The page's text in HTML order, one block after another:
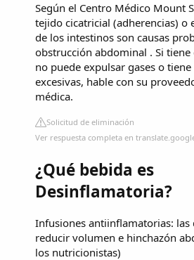
Según el Centro Médico Mount
tejido cicatricial (adherencias) o
de los intestinos son causas
obstrucción abdominal . Si
no puede expulsar gases o
excesivas, hable con su
médica.
Solicitud de eliminación
Ver respuesta completa en
¿Qué bebida es
Desinflamatoria?
Infusiones antiinflamatorias: las
reducir volumen e hinchazón
los nutricionistas)